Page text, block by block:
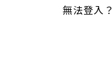
無法登入？